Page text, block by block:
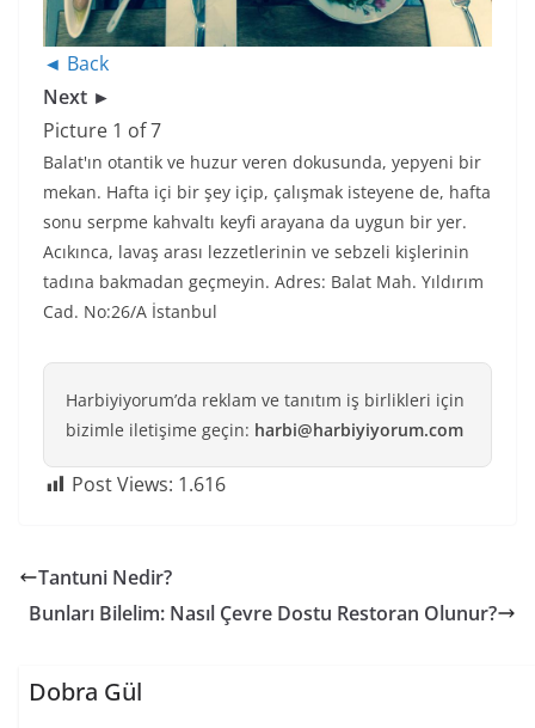
◄ Back
Next ►
Picture 1 of 7
Balat'ın otantik ve huzur veren dokusunda, yepyeni bir
mekan. Hafta içi bir şey içip, çalışmak isteyene de, hafta
sonu serpme kahvaltı keyfi arayana da uygun bir yer.
Acıkınca, lavaş arası lezzetlerinin ve sebzeli kişlerinin
tadına bakmadan geçmeyin. Adres: Balat Mah. Yıldırım
Cad. No:26/A İstanbul
Harbiyiyorum’da reklam ve tanıtım iş birlikleri için
bizimle iletişime geçin: harbi@harbiyiyorum.com
Post Views: 1.616
Tantuni Nedir?
Bunları Bilelim: Nasıl Çevre Dostu Restoran Olunur?
Dobra Gül